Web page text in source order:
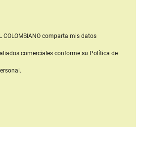
COLOMBIANOcomparta mis datos
comerciales conforme su Política de